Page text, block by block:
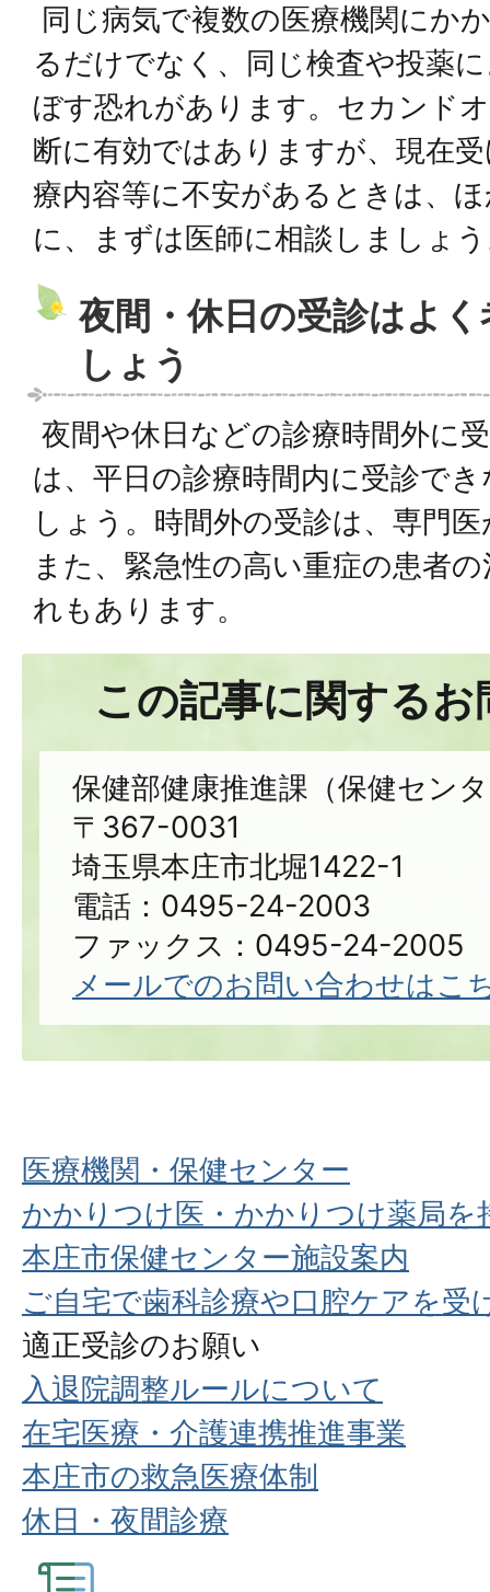
同じ病気で複数の医療機関にか
るだけでなく、同じ検査や投薬
ぼす恐れがあります。セカンド
断に有効ではありますが、現在
療内容等に不安があるときは、
に、まずは医師に相談しましょ
夜間・休日の受診はよ
しょう
夜間や休日などの診療時間外に
は、平日の診療時間内に受診で
しょう。時間外の受診は、専門
また、緊急性の高い重症の患者
れもあります。
この記事に関する
保健部健康推進課（保健セン
〒367-0031
埼玉県本庄市北堀1422-1
電話：0495-24-2003
ファックス：0495-24-2005
メールでのお問い合わせはこ
医療機関・保健センター
かかりつけ医・かかりつけ薬局を
本庄市保健センター施設案内
ご自宅で歯科診療や口腔ケアを受
適正受診のお願い
入退院調整ルールについて
在宅医療・介護連携推進事業
本庄市の救急医療体制
休日・夜間診療